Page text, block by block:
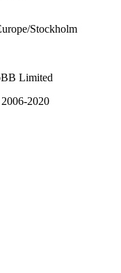
Stockholm
Limited
2020